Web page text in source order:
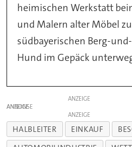
heimischen Werkstatt
und Malern alter Möbel
südbayerischen Berg-
Hund im Gepäck
ANZEIGE
ANZEIGE
ANZEIGE
HALBLEITER EINKAUF